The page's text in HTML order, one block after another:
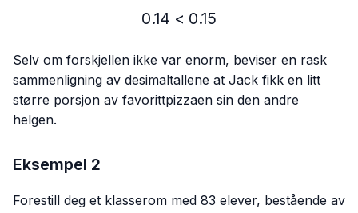
0.14 < 0.15
0.14 < 0.15
Selv om forskjellen ikke var enorm, beviser en rask
sammenligning av desimaltallene at Jack fikk en litt
større porsjon av favorittpizzaen sin den andre
helgen.
Eksempel 2
Forestill deg et klasserom med 83 elever, bestående av